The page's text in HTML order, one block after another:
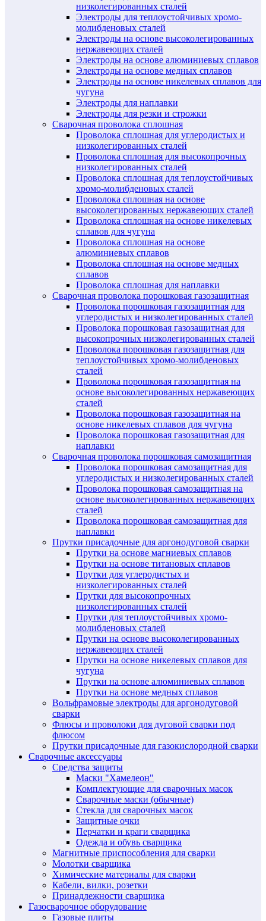
низколегированных сталей
Электроды для теплоустойчивых хромо-
молибденовых сталей
Электроды на основе высоколегированных
нержавеющих сталей
Электроды на основе алюминиевых сплавов
Электроды на основе медных сплавов
Электроды на основе никелевых сплавов для
чугуна
Электроды для наплавки
Электроды для резки и строжки
Сварочная проволока сплошная
Проволока сплошная для углеродистых и
низколегированных сталей
Проволока сплошная для высокопрочных
низколегированных сталей
Проволока сплошная для теплоустойчивых
хромо-молибденовых сталей
Проволока сплошная на основе
высоколегированных нержавеющих сталей
Проволока сплошная на основе никелевых
сплавов для чугуна
Проволока сплошная на основе
алюминиевых сплавов
Проволока сплошная на основе медных
сплавов
Проволока сплошная для наплавки
Сварочная проволока порошковая газозащитная
Проволока порошковая газозащитная для
углеродистых и низколегированных сталей
Проволока порошковая газозащитная для
высокопрочных низколегированных сталей
Проволока порошковая газозащитная для
теплоустойчивых хромо-молибденовых
сталей
Проволока порошковая газозащитная на
основе высоколегированных нержавеющих
сталей
Проволока порошковая газозащитная на
основе никелевых сплавов для чугуна
Проволока порошковая газозащитная для
наплавки
Сварочная проволока порошковая самозащитная
Проволока порошковая самозащитная для
углеродистых и низколегированных сталей
Проволока порошковая самозащитная на
основе высоколегированных нержавеющих
сталей
Проволока порошковая самозащитная для
наплавки
Прутки присадочные для аргонодуговой сварки
Прутки на основе магниевых сплавов
Прутки на основе титановых сплавов
Прутки для углеродистых и
низколегированных сталей
Прутки для высокопрочных
низколегированных сталей
Прутки для теплоустойчивых хромо-
молибденовых сталей
Прутки на основе высоколегированных
нержавеющих сталей
Прутки на основе никелевых сплавов для
чугуна
Прутки на основе алюминиевых сплавов
Прутки на основе медных сплавов
Вольфрамовые электроды для аргонодуговой
сварки
Флюсы и проволоки для дуговой сварки под
флюсом
Прутки присадочные для газокислородной сварки
Сварочные аксессуары
Средства защиты
Маски "Хамелеон"
Комплектующие для сварочных масок
Сварочные маски (обычные)
Стекла для сварочных масок
Защитные очки
Перчатки и краги сварщика
Одежда и обувь сварщика
Магнитные приспособления для сварки
Молотки сварщика
Химические материалы для сварки
Кабели, вилки, розетки
Принадлежности сварщика
Газосварочное оборудование
Газовые плиты